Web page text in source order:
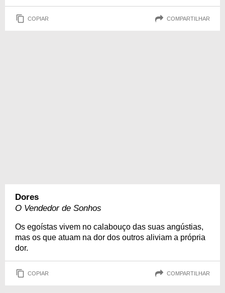
COPIAR COMPARTILHAR
Dores
O Vendedor de Sonhos
Os egoístas vivem no calabouço das suas angústias,
mas os que atuam na dor dos outros aliviam a própria
dor.
COPIAR COMPARTILHAR